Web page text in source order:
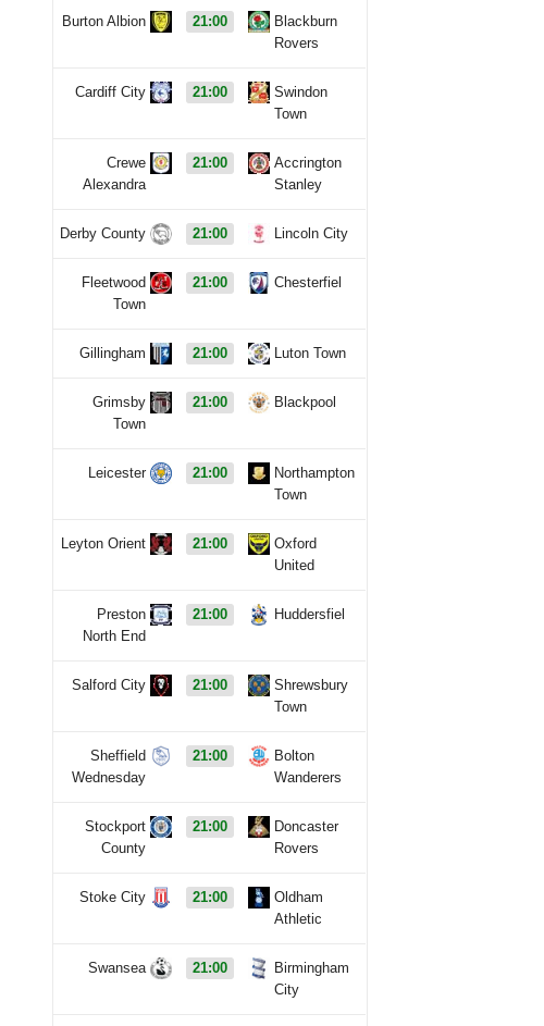
Burton Albion 21:00
Blackburn
Rovers
Cardiff City 21:00
Swindon
Town
Crewe
Alexandra
21:00
Accrington
Stanley
Derby County 21:00 Lincoln City
Fleetwood
Town
21:00 Chesterfiel
Gillingham 21:00 Luton Town
Grimsby
Town
21:00 Blackpool
Leicester 21:00
Northampton
Town
Leyton Orient 21:00
Oxford
United
Preston
North End
21:00 Huddersfiel
Salford City 21:00
Shrewsbury
Town
Sheffield
Wednesday
21:00
Bolton
Wanderers
Stockport
County
21:00
Doncaster
Rovers
Stoke City 21:00
Oldham
Athletic
Swansea 21:00
Birmingham
City